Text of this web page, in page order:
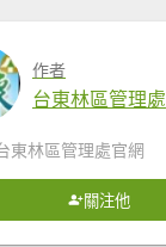
作者
台東林區管理處
東林區管理處官網
關注他